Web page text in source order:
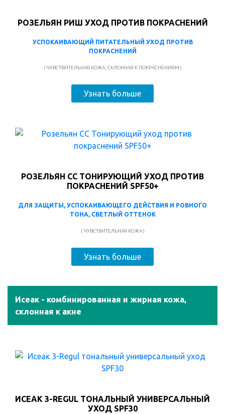
РОЗЕЛЬЯН РИШ УХОД ПРОТИВ ПОКРАСНЕНИЙ
УСПОКАИВАЮЩИЙ ПИТАТЕЛЬНЫЙ УХОД ПРОТИВ
ПОКРАСНЕНИЙ
( ЧУВСТВИТЕЛЬНАЯ КОЖА, СКЛОННАЯ К ПОКРАСНЕНИЯМ )
Узнать больше
РОЗЕЛЬЯН CC ТОНИРУЮЩИЙ УХОД ПРОТИВ
ПОКРАСНЕНИЙ SPF50+
ДЛЯ ЗАЩИТЫ, УСПОКАИВАЮЩЕГО ДЕЙСТВИЯ И РОВНОГО
ТОНА, СВЕТЛЫЙ ОТТЕНОК
( ЧУВСТВИТЕЛЬНАЯ КОЖА )
Узнать больше
Исеак - комбинированная и жирная кожа,
склонная к акне
ИСЕАК 3-REGUL ТОНАЛЬНЫЙ УНИВЕРСАЛЬНЫЙ
УХОД SPF30